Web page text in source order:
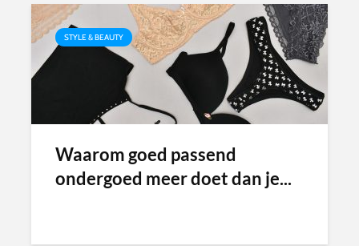
STYLE & BEAUTY
Waarom goed passend
ondergoed meer doet dan je...